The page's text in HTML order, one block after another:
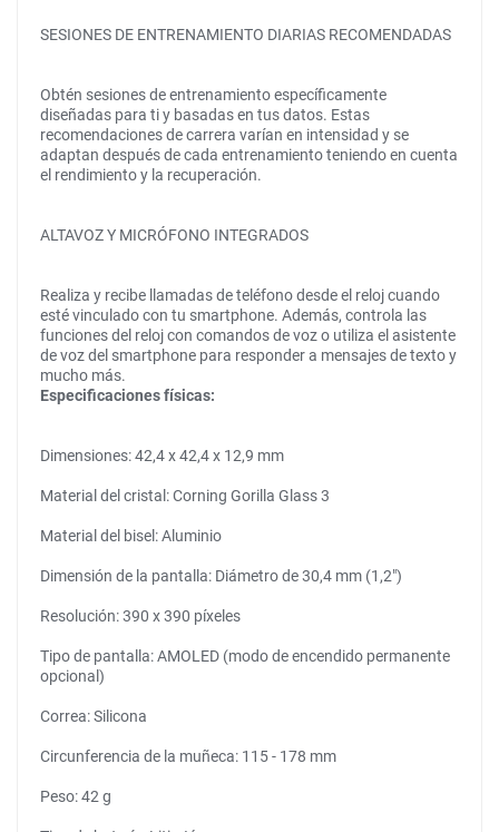
SESIONES DE ENTRENAMIENTO DIARIAS RECOMENDADAS
Obtén sesiones de entrenamiento específicamente
diseñadas para ti y basadas en tus datos. Estas
recomendaciones de carrera varían en intensidad y se
adaptan después de cada entrenamiento teniendo en cuenta
el rendimiento y la recuperación.
ALTAVOZ Y MICRÓFONO INTEGRADOS
Realiza y recibe llamadas de teléfono desde el reloj cuando
esté vinculado con tu smartphone. Además, controla las
funciones del reloj con comandos de voz o utiliza el asistente
de voz del smartphone para responder a mensajes de texto y
mucho más.
Especificaciones físicas:
Dimensiones: 42,4 x 42,4 x 12,9 mm
Material del cristal: Corning Gorilla Glass 3
Material del bisel: Aluminio
Dimensión de la pantalla: Diámetro de 30,4 mm (1,2″)
Resolución: 390 x 390 píxeles
Tipo de pantalla: AMOLED (modo de encendido permanente
opcional)
Correa: Silicona
Circunferencia de la muñeca: 115 - 178 mm
Peso: 42 g